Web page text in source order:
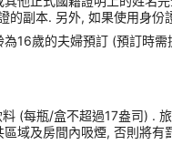
的副本. 另外, 如果使用身
16歲的夫婦預訂 (預訂時
(每瓶/盒不超過17盎司) .
域及房間內吸煙, 否則將有